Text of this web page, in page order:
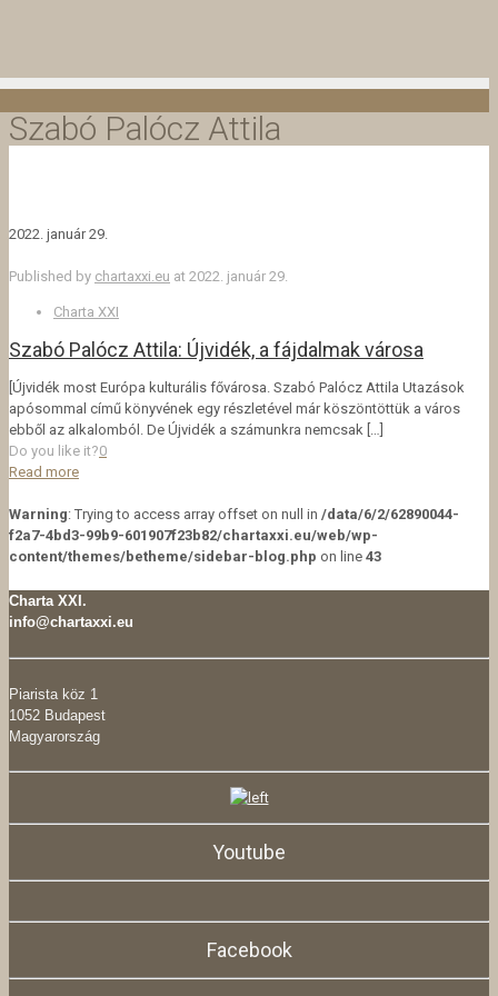
Szabó Palócz Attila
2022. január 29.
Published by chartaxxi.eu at 2022. január 29.
Charta XXI
Szabó Palócz Attila: Újvidék, a fájdalmak városa
[Újvidék most Európa kulturális fővárosa. Szabó Palócz Attila Utazások
apósommal című könyvének egy részletével már köszöntöttük a város
ebből az alkalomból. De Újvidék a számunkra nemcsak […]
Do you like it?0
Read more
Warning: Trying to access array offset on null in /data/6/2/62890044-
f2a7-4bd3-99b9-601907f23b82/chartaxxi.eu/web/wp-
content/themes/betheme/sidebar-blog.php on line 43
Charta XXI.
info@chartaxxi.eu
Piarista köz 1
1052 Budapest
Magyarország
Youtube
Facebook